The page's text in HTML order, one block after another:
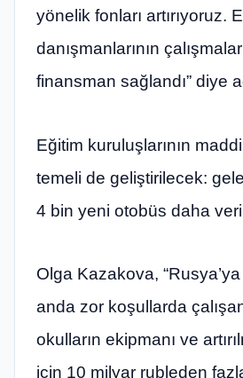
yönelik fonları artırıyoruz.
danışmanlarının
finansman sağlandı” diye
Eğitim kuruluşlarının
temeli de geliştirilecek:
4 bin yeni otobüs daha
Olga Kazakova,
anda zor koşullarda
okulların ekipmanı ve
için 10 milyar rubleden